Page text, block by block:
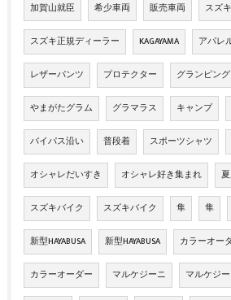
加賀山就臣 希少車両 販売車両 スズ
スズキ正規ディーラー KAGAYAMA アパレ
レザーパンツ プロテクター グランピング
やまがたグラム グラマラス キャンプ
バイパス沿い 普段着 スポーツシャツ
オシャレだいすき オシャレ好き集まれ
スズキバイク スズキバイク 隼 隼
新型HAYABUSA 新型HAYABUSA カラーオー
カラーオーダー マルケジーニ マルケジ